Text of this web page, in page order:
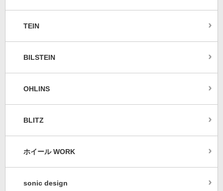
TEIN
BILSTEIN
OHLINS
BLITZ
ホイール WORK
sonic design